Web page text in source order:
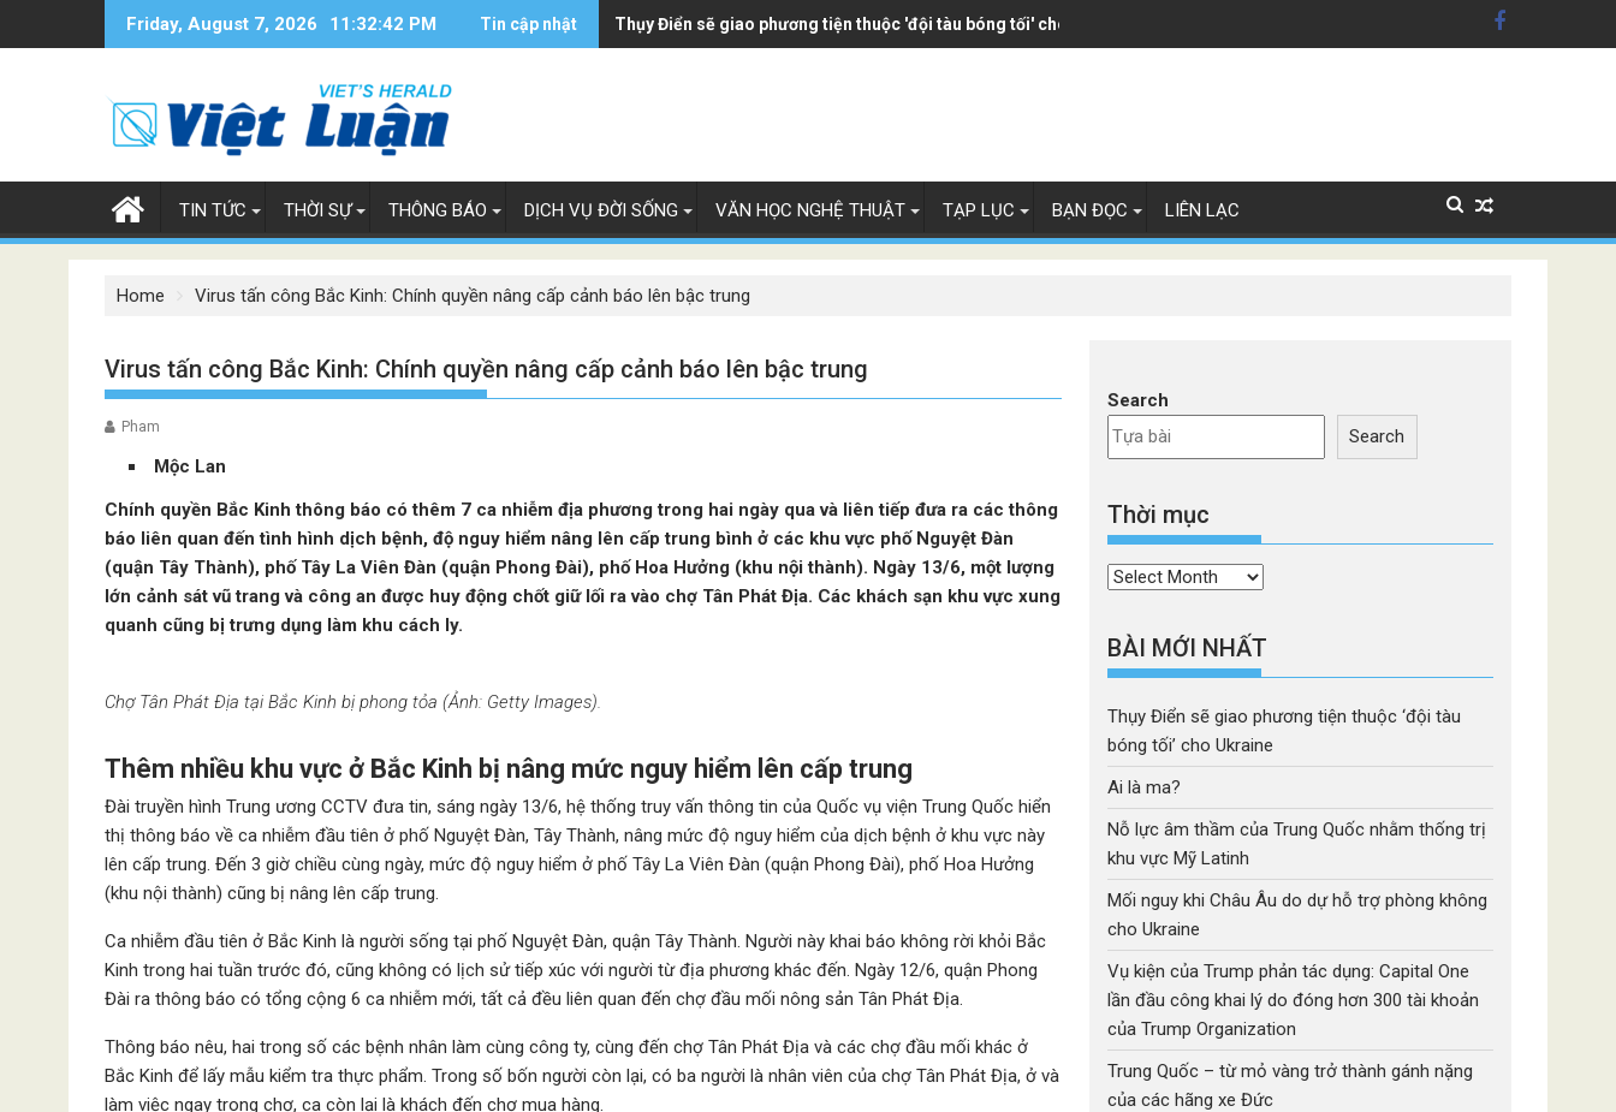
Friday, August 7, 2026 11:32:43 PM Tin cập nhật Thụy Điển sẽ giao phương tiện thuộc 'đội tàu bóng tối' cho Ukraine
TIN TỨC THỜI SỰ THÔNG BÁO DỊCH VỤ ĐỜI SỐNG VĂN HỌC NGHỆ THUẬT TẠP LỤC BẠN ĐỌC LIÊN LẠC
Home Virus tấn công Bắc Kinh: Chính quyền nâng cấp cảnh báo lên bậc trung
Virus tấn công Bắc Kinh: Chính quyền nâng cấp cảnh báo lên bậc trung
Pham
Mộc Lan
Chính quyền Bắc Kinh thông báo có thêm 7 ca nhiễm địa phương trong hai ngày qua và liên tiếp đưa ra các thông
báo liên quan đến tình hình dịch bệnh, độ nguy hiểm nâng lên cấp trung bình ở các khu vực phố Nguyệt Đàn
(quận Tây Thành), phố Tây La Viên Đàn (quận Phong Đài), phố Hoa Hưởng (khu nội thành). Ngày 13/6, một lượng
lớn cảnh sát vũ trang và công an được huy động chốt giữ lối ra vào chợ Tân Phát Địa. Các khách sạn khu vực xung
quanh cũng bị trưng dụng làm khu cách ly.
Chợ Tân Phát Địa tại Bắc Kinh bị phong tỏa (Ảnh: Getty Images).
Thêm nhiều khu vực ở Bắc Kinh bị nâng mức nguy hiểm lên cấp trung
Đài truyền hình Trung ương CCTV đưa tin, sáng ngày 13/6, hệ thống truy vấn thông tin của Quốc vụ viện Trung Quốc hiển
thị thông báo về ca nhiễm đầu tiên ở phố Nguyệt Đàn, Tây Thành, nâng mức độ nguy hiểm của dịch bệnh ở khu vực này
lên cấp trung. Đến 3 giờ chiều cùng ngày, mức độ nguy hiểm ở phố Tây La Viên Đàn (quận Phong Đài), phố Hoa Hưởng
(khu nội thành) cũng bị nâng lên cấp trung.
Ca nhiễm đầu tiên ở Bắc Kinh là người sống tại phố Nguyệt Đàn, quận Tây Thành. Người này khai báo không rời khỏi Bắc
Kinh trong hai tuần trước đó, cũng không có lịch sử tiếp xúc với người từ địa phương khác đến. Ngày 12/6, quận Phong
Đài ra thông báo có tổng cộng 6 ca nhiễm mới, tất cả đều liên quan đến chợ đầu mối nông sản Tân Phát Địa.
Thông báo nêu, hai trong số các bệnh nhân làm cùng công ty, cùng đến chợ Tân Phát Địa và các chợ đầu mối khác ở
Bắc Kinh để lấy mẫu kiểm tra thực phẩm. Trong số bốn người còn lại, có ba người là nhân viên của chợ Tân Phát Địa, ở và
làm việc ngay trong chợ, ca còn lại là khách đến chợ mua hàng.
Search
Search
Thời mục
Thời
BÀI MỚI NHẤT
Thụy Điển sẽ giao phương tiện thuộc ‘đội tàu
bóng tối’ cho Ukraine
Ai là ma?
Nỗ lực âm thầm của Trung Quốc nhằm thống trị
khu vực Mỹ Latinh
Mối nguy khi Châu Âu do dự hỗ trợ phòng không
cho Ukraine
Vụ kiện của Trump phản tác dụng: Capital One
lần đầu công khai lý do đóng hơn 300 tài khoản
của Trump Organization
Trung Quốc – từ mỏ vàng trở thành gánh nặng
của các hãng xe Đức